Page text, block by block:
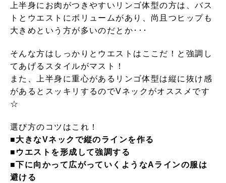
上半身にお肉がつきやすいリンゴ体型の方は、バス
トとウエストにボリュームがあり、尚且つヒップも
大きめという方が多いのだとか･･･
そんな方はしっかりとウエストはここだ！と強調し
てあげるスタイルがマスト！
また、上半身に重心があるリンゴ体型は縦に抜け感
があるとスッキリするのでVネックがオススメです
☆
選び方のコツはこれ！
■大きなVネックで縦のラインを作る
■ウエストを形成して強調する
■下に向かって広がっていくようなAラインの服は
避ける